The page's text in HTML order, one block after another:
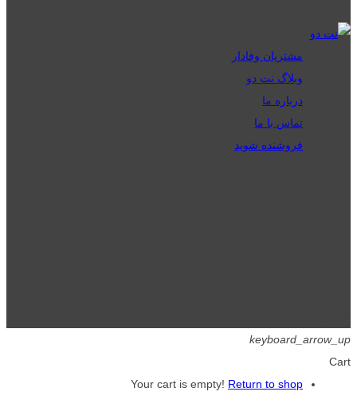
مشتریان وفادار
وبلاگ نت دو
درباره ما
تماس با ما
فروشنده شوید
keyboard_arrow_up
Cart
Your cart is empty! Return to shop